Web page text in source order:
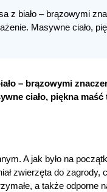
z biało – brązowymi
Masywne ciało,
– brązowymi
ciało, piękna
A jak było na
zwierzęta do
a także odporne